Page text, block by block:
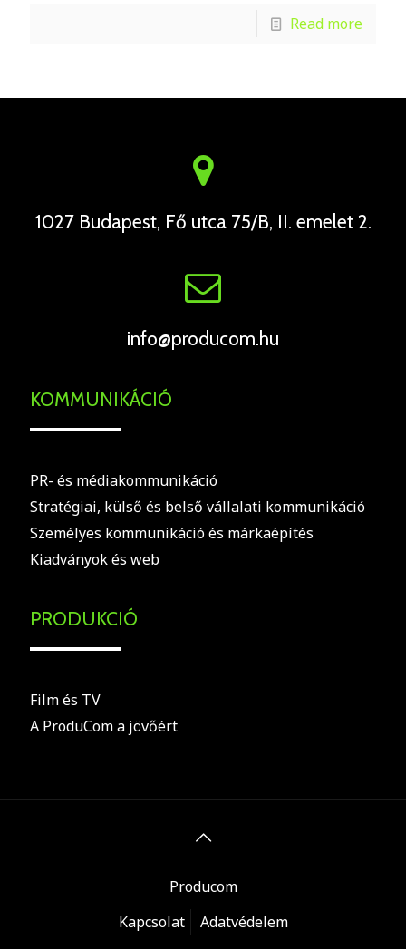
Read more
1027 Budapest, Fő utca 75/B, II. emelet 2.
info@producom.hu
KOMMUNIKÁCIÓ
PR- és médiakommunikáció
Stratégiai, külső és belső vállalati kommunikáció
Személyes kommunikáció és márkaépítés
Kiadványok és web
PRODUKCIÓ
Film és TV
A ProduCom a jövőért
Producom
Kapcsolat
Adatvédelem